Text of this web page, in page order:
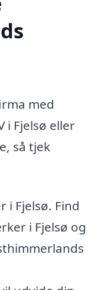
med
i Fjelsø eller
så tjek
i Fjelsø. Find
i Fjelsø og